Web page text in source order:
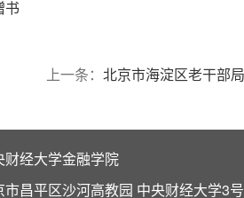
书
上一条： 北京市海淀区老干部
财经大学金融学院
市昌平区沙河高教园 中央财经大学3